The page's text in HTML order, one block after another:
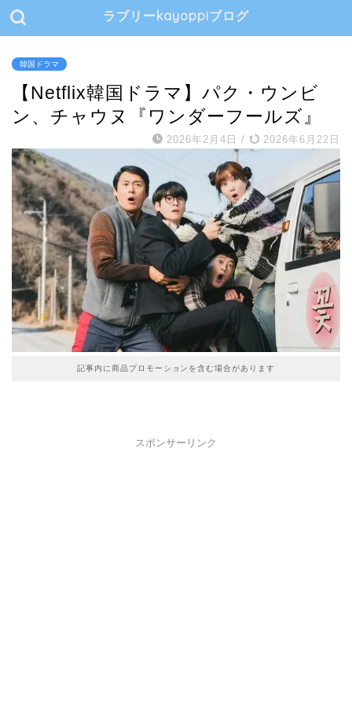
ラブリーkayoppiブログ
韓国ドラマ
【Netflix韓国ドラマ】パク・ウンビ
ン、チャウヌ『ワンダーフールズ』
2026年2月4日 / 2026年6月22日
記事内に商品プロモーションを含む場合があります
スポンサーリンク